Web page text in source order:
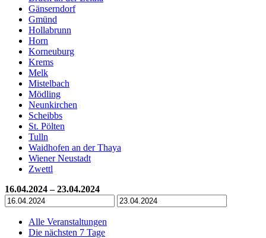
Gänserndorf
Gmünd
Hollabrunn
Horn
Korneuburg
Krems
Melk
Mistelbach
Mödling
Neunkirchen
Scheibbs
St. Pölten
Tulln
Waidhofen an der Thaya
Wiener Neustadt
Zwettl
16.04.2024 – 23.04.2024
Alle Veranstaltungen
Die nächsten 7 Tage